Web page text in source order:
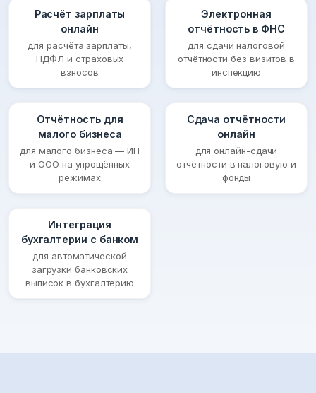
Расчёт зарплаты
онлайн
для расчёта зарплаты,
НДФЛ и страховых
взносов
Электронная
отчётность в ФНС
для сдачи налоговой
отчётности без визитов в
инспекцию
Отчётность для
малого бизнеса
для малого бизнеса — ИП
и ООО на упрощённых
режимах
Сдача отчётности
онлайн
для онлайн-сдачи
отчётности в налоговую и
фонды
Интеграция
бухгалтерии с банком
для автоматической
загрузки банковских
выписок в бухгалтерию